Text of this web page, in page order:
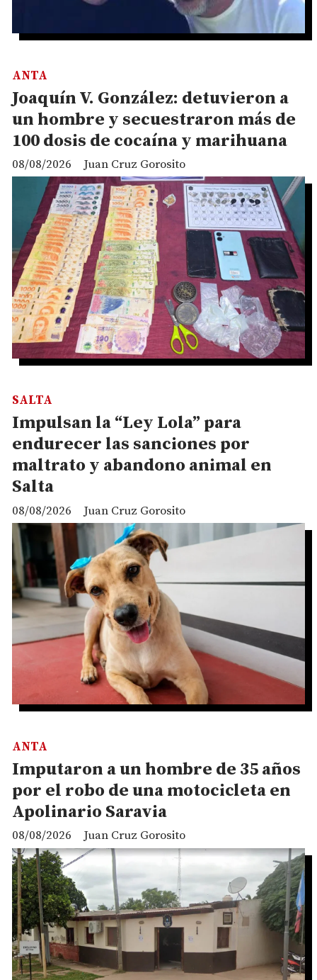
Joaquín V. González: detuvieron a
un hombre y secuestraron más de
100 dosis de cocaína y marihuana
Juan Cruz Gorosito
ANTA
08/08/2026
Impulsan la “Ley Lola” para
endurecer las sanciones por
maltrato y abandono animal en
Salta
Juan Cruz Gorosito
SALTA
08/08/2026
Imputaron a un hombre de 35 años
por el robo de una motocicleta en
Apolinario Saravia
Juan Cruz Gorosito
ANTA
08/08/2026